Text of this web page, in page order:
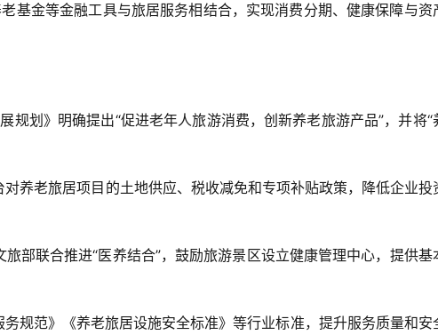
基金等金融工具与旅居服务相结合，实现消费分期、健康保障与资
规划》明确提出“促进老年人旅游消费，创新养老旅游产品”，并将“
养老旅居项目的土地供应、税收减免和专项补贴政策，降低企业投
部联合推进“医养结合”，鼓励旅游景区设立健康管理中心，提供基
规范》《养老旅居设施安全标准》等行业标准，提升服务质量和安